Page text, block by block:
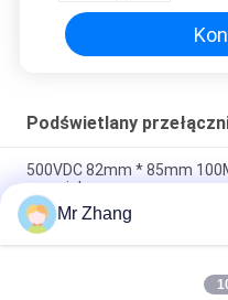
Podświetlany
500VDC 82mm * 85mm
przyciskowy
500MΩ 100MA 0.3mm
membranowa
Przełącznik podświetlany
Mr Zhang